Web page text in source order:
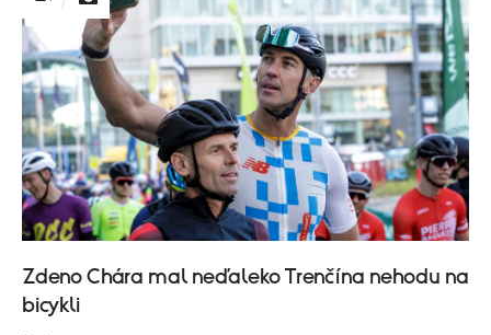
Zdeno Chára mal neďaleko Trenčína nehodu na
bicykli